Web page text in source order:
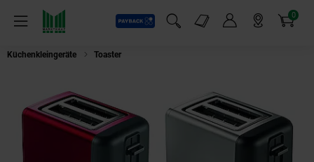
Menü
Payback
Suchfeld einblenden
Markt-Angebote 0
Artikel
Küchenkleingeräte Toaster